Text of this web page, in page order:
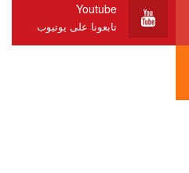
Youtube
تابعونا على يوتيوب